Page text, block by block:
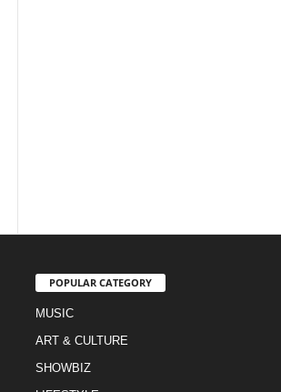
POPULAR CATEGORY
MUSIC
ART & CULTURE
SHOWBIZ